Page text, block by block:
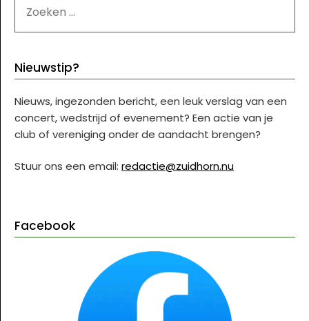
NAAR:
Nieuwstip?
Nieuws, ingezonden bericht, een leuk verslag van een
concert, wedstrijd of evenement? Een actie van je
club of vereniging onder de aandacht brengen?
Stuur ons een email: redactie@zuidhorn.nu
Facebook